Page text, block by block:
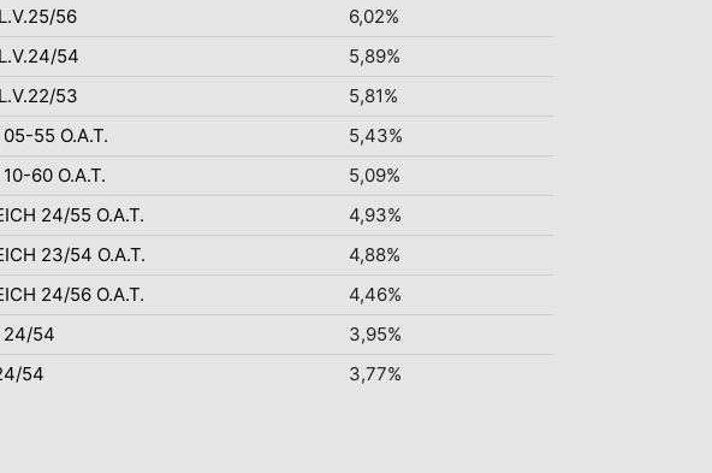
56
6,02%
54
5,89%
53
5,81%
05-55 O.A.T.
5,43%
10-60 O.A.T.
5,09%
24/55 O.A.T.
4,93%
23/54 O.A.T.
4,88%
24/56 O.A.T.
4,46%
24/54
3,95%
54
3,77%